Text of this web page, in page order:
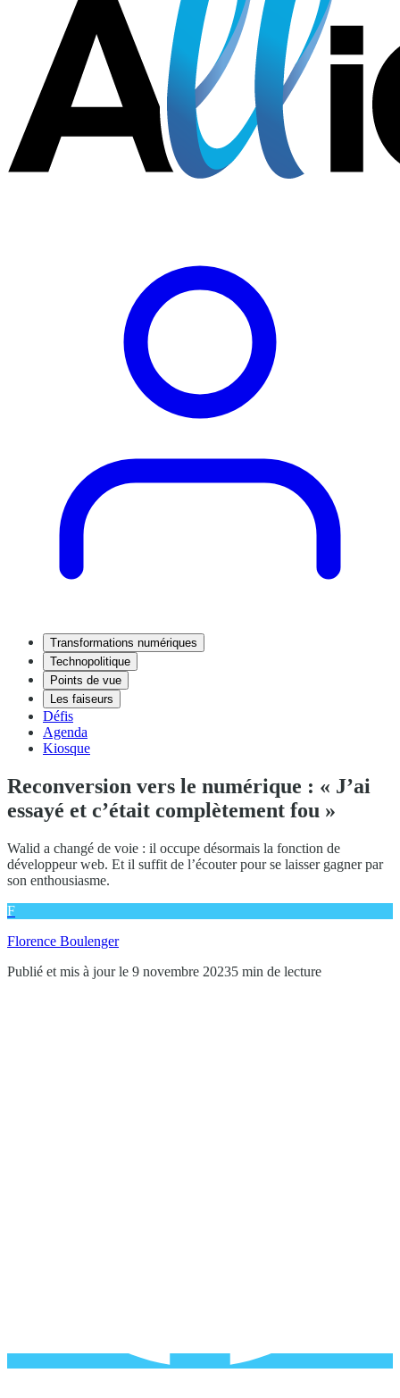
Transformations numériques
Technopolitique
Points de vue
Les faiseurs
Défis
Agenda
Kiosque
Reconversion vers le numérique : « J’ai
essayé et c’était complètement fou »
Walid a changé de voie : il occupe désormais la fonction de
développeur web. Et il suffit de l’écouter pour se laisser gagner par
son enthousiasme.
F
Florence Boulenger
Publié et mis à jour le 9 novembre 20235 min de lecture